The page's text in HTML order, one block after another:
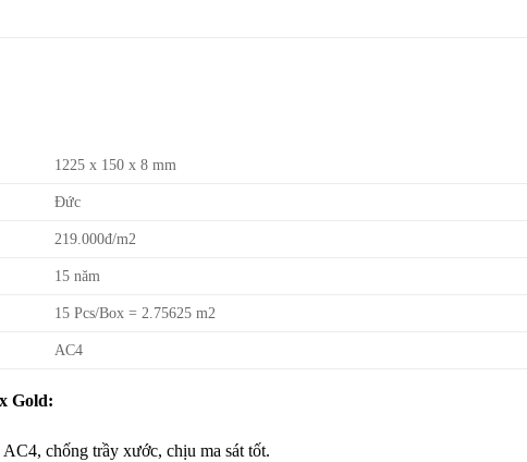
1225 x 150 x 8 mm
Đức
219.000đ/m2
15 năm
15 Pcs/Box = 2.75625 m2
AC4
Gold:
chống trầy xước, chịu ma sát tốt.